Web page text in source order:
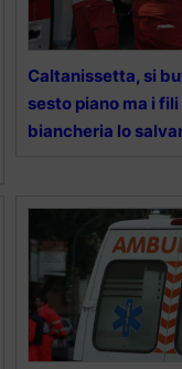
Caltanissetta, si
sesto piano ma i
biancheria lo